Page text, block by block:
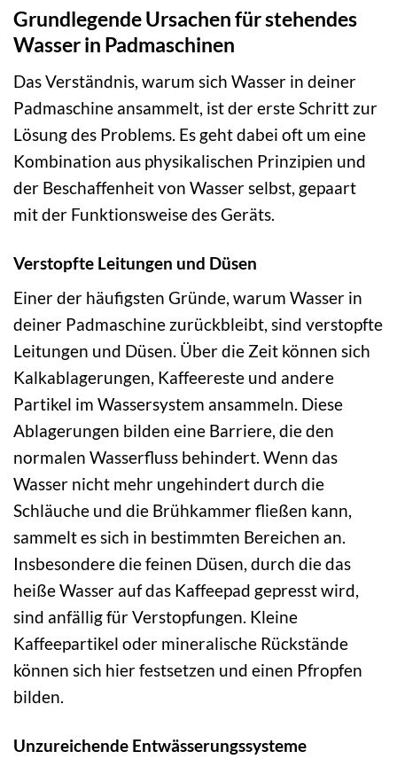
Grundlegende Ursachen für stehendes
Wasser in Padmaschinen
Das Verständnis, warum sich Wasser in deiner
Padmaschine ansammelt, ist der erste Schritt zur
Lösung des Problems. Es geht dabei oft um eine
Kombination aus physikalischen Prinzipien und
der Beschaffenheit von Wasser selbst, gepaart
mit der Funktionsweise des Geräts.
Verstopfte Leitungen und Düsen
Einer der häufigsten Gründe, warum Wasser in
deiner Padmaschine zurückbleibt, sind verstopfte
Leitungen und Düsen. Über die Zeit können sich
Kalkablagerungen, Kaffeereste und andere
Partikel im Wassersystem ansammeln. Diese
Ablagerungen bilden eine Barriere, die den
normalen Wasserfluss behindert. Wenn das
Wasser nicht mehr ungehindert durch die
Schläuche und die Brühkammer fließen kann,
sammelt es sich in bestimmten Bereichen an.
Insbesondere die feinen Düsen, durch die das
heiße Wasser auf das Kaffeepad gepresst wird,
sind anfällig für Verstopfungen. Kleine
Kaffeepartikel oder mineralische Rückstände
können sich hier festsetzen und einen Pfropfen
bilden.
Unzureichende Entwässerungssysteme